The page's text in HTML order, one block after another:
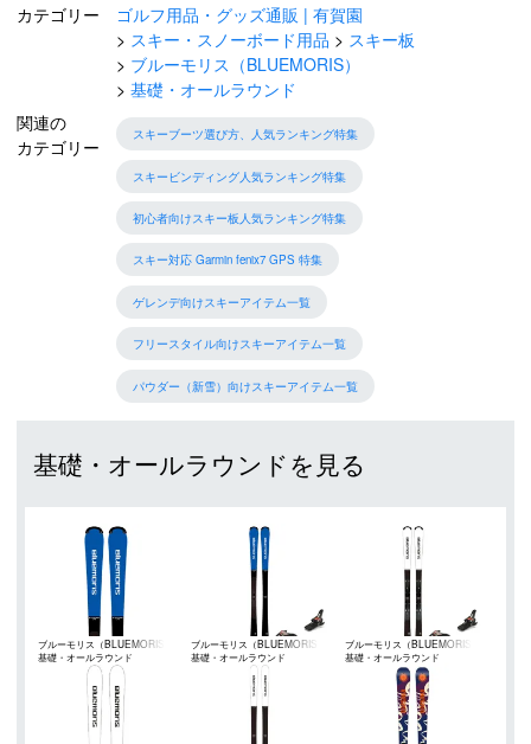
カテゴリー
ゴルフ用品・グッズ通販 | 有賀園
スキー・スノーボード用品
スキー板
ブルーモリス（BLUEMORIS）
基礎・オールラウンド
関連の
カテゴリー
スキーブーツ選び方、人気ランキング特集
スキービンディング人気ランキング特集
初心者向けスキー板人気ランキング特集
スキー対応 Garmin fenix7 GPS 特集
ゲレンデ向けスキーアイテム一覧
フリースタイル向けスキーアイテム一覧
パウダー（新雪）向けスキーアイテム一覧
基礎・オールラウンドを見る
ブルーモリス（BLUEMORIS）
基礎・オールラウンド
ブルーモリス（BLUEMORIS）
基礎・オールラウンド
ブルーモリス（BLUEMORIS）
基礎・オールラウンド